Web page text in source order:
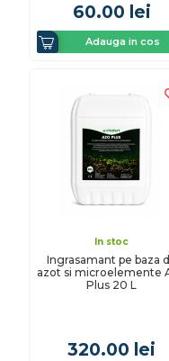
60.00 lei
Adauga in cos
In stoc
Ingrasamant pe baza
azot si microelemente
Plus 20 L
320.00 lei